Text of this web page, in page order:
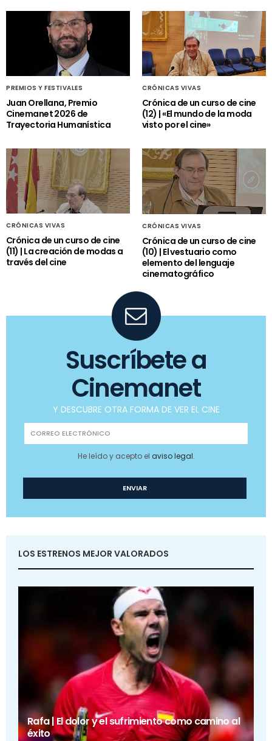
PREMIOS Y FESTIVALES
Juan Orellana, Premio
Cinemanet 2026 de
Trayectoria Humanística
CRÓNICAS VIVAS
Crónica de un curso de cine
(12) | «El mundo de la moda
visto por el cine»
CRÓNICAS VIVAS
Crónica de un curso de cine
(11) | La creación de modas a
través del cine
CRÓNICAS VIVAS
Crónica de un curso de cine
(10) | El vestuario como
elemento del lenguaje
cinematográfico
Suscríbete a
Cinemanet
Y DESCUBRE OTRA FORMA DE VER EL CINE
He leído y acepto el aviso legal.
LOS ESTRENOS MEJOR VALORADOS
Rafa | El dolor y el sufrimiento como camino al
éxito